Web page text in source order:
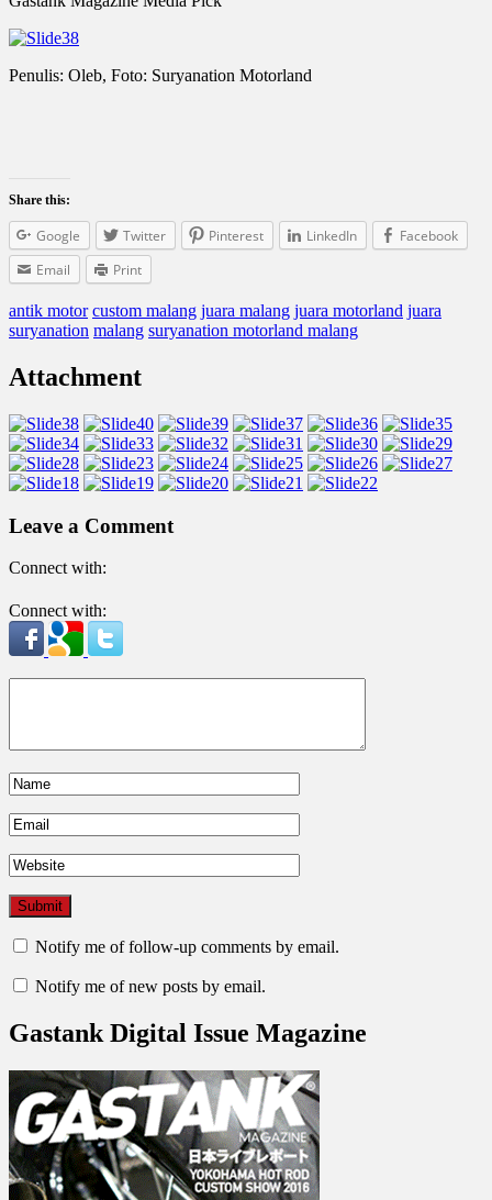
Penulis: Oleb, Foto: Suryanation Motorland
Share this:
Google Twitter Pinterest LinkedIn
Facebook
Email
Print
antik motor custom malang juara malang juara motorland juara
suryanation malang suryanation motorland malang
Attachment
Leave a Comment
Connect with:
Connect with:
Notify me of follow-up comments by email.
Notify me of new posts by email.
Gastank Digital Issue Magazine